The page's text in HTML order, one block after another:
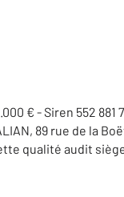
€ - Siren 552 881
89 rue de la
qualité audit